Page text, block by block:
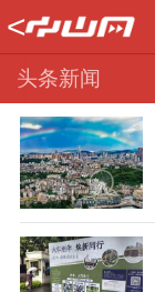
<
头条新闻